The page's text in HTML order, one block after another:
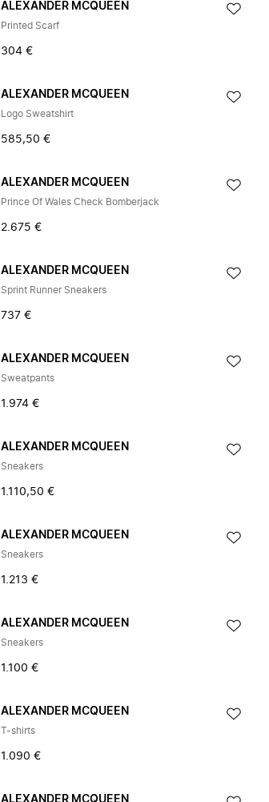
ALEXANDER MCQUEEN
Printed Scarf
304 €
ALEXANDER MCQUEEN
Logo Sweatshirt
585,50 €
ALEXANDER MCQUEEN
Prince Of Wales Check Bomberjack
2.675 €
ALEXANDER MCQUEEN
Sprint Runner Sneakers
737 €
ALEXANDER MCQUEEN
Sweatpants
1.974 €
ALEXANDER MCQUEEN
Sneakers
1.110,50 €
ALEXANDER MCQUEEN
Sneakers
1.213 €
ALEXANDER MCQUEEN
Sneakers
1.100 €
ALEXANDER MCQUEEN
T-shirts
1.090 €
ALEXANDER MCQUEEN